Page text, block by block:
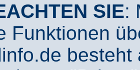
SIE:
Funktionen